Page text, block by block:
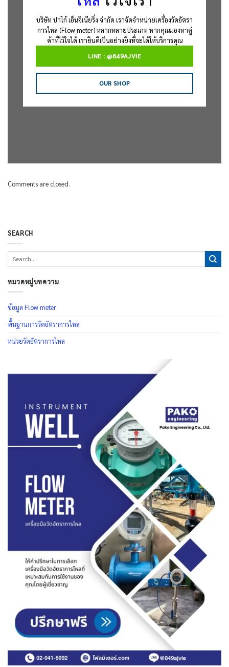
SEARCH
หมวดหมู่บทความ
ข้อมูล Flow meter
พื้นฐานการวัดอัตราการไหล
หน่วยวัดอัตราการไหล
บริษัท ปาโก้ เอ็นจิเนียริ่ง จำกัด เราจัดจำหน่ายเครื่องวัดอัตรา
การไหล (Flow meter) หลากหลายประเภท หากคุณมองหาคู่
ค้าที่ไว้ใจได้ เรายินดีเป็นอย่างยิ่งที่จะได้ให้บริการคุณ
LINE : @849AJVIE
OUR SHOP
Comments are closed.